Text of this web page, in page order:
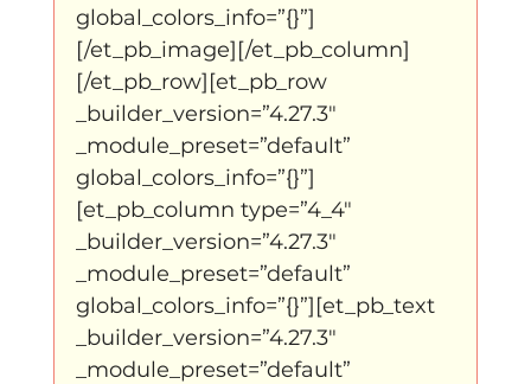
global_colors_info=”{}”]
[/et_pb_image][/et_pb_column]
[/et_pb_row][et_pb_row
_builder_version=”4.27.3″
_module_preset=”default”
global_colors_info=”{}”]
[et_pb_column type=”4_4″
_builder_version=”4.27.3″
_module_preset=”default”
global_colors_info=”{}”][et_pb_text
_builder_version=”4.27.3″
_module_preset=”default”